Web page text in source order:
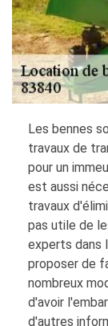
Les bennes
travaux de
pour un
est aussi
travaux
pas utile de
experts dans
proposer de
nombreux
d'avoir
d'autres